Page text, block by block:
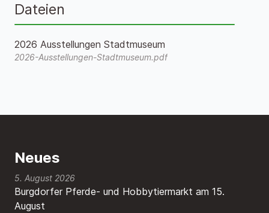
Dateien
2026 Ausstellungen Stadtmuseum
2026-Ausstellungen-Stadtmuseum.pdf
Neues
Burgdorfer Pferde- und Hobbytiermarkt am 15.
August
5. August 2026